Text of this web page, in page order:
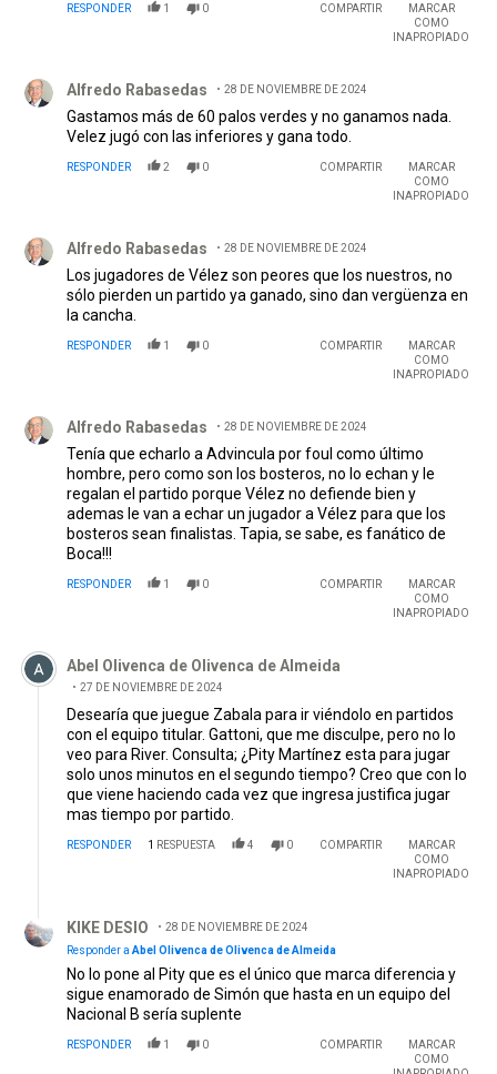
RESPONDER 1 0 COMPARTIR
MARCAR
COMO
INAPROPIADO
Alfredo Rabasedas 28 DE NOVIEMBRE DE 2024
Gastamos más de 60 palos verdes y no ganamos nada.
Velez jugó con las inferiores y gana todo.
RESPONDER 2 0 COMPARTIR
MARCAR
COMO
INAPROPIADO
Alfredo Rabasedas 28 DE NOVIEMBRE DE 2024
Los jugadores de Vélez son peores que los nuestros, no
sólo pierden un partido ya ganado, sino dan vergüenza en
la cancha.
RESPONDER 1 0 COMPARTIR
MARCAR
COMO
INAPROPIADO
Alfredo Rabasedas 28 DE NOVIEMBRE DE 2024
Tenía que echarlo a Advincula por foul como último
hombre, pero como son los bosteros, no lo echan y le
regalan el partido porque Vélez no defiende bien y
ademas le van a echar un jugador a Vélez para que los
bosteros sean finalistas. Tapia, se sabe, es fanático de
Boca!!!
RESPONDER 1 0 COMPARTIR
MARCAR
COMO
INAPROPIADO
Comentario de Abel Olivenca de Olivenca de Almeida.
Abel Olivenca de Olivenca de Almeida
27 DE NOVIEMBRE DE 2024
Desearía que juegue Zabala para ir viéndolo en partidos
con el equipo titular. Gattoni, que me disculpe, pero no lo
veo para River. Consulta; ¿Pity Martínez esta para jugar
solo unos minutos en el segundo tiempo? Creo que con lo
que viene haciendo cada vez que ingresa justifica jugar
mas tiempo por partido.
RESPONDER 1 RESPUESTA 4 0 COMPARTIR
MARCAR
COMO
INAPROPIADO
KIKE DESIO
28 DE NOVIEMBRE DE 2024
Responder a Abel Olivenca de Olivenca de Almeida
No lo pone al Pity que es el único que marca diferencia y
sigue enamorado de Simón que hasta en un equipo del
Nacional B sería suplente
RESPONDER 1 0 COMPARTIR
MARCAR
COMO